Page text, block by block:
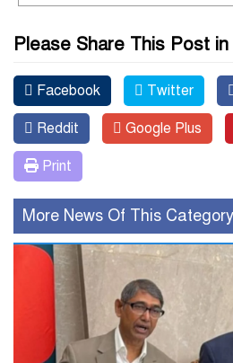
Please Share This Post
Facebook Twitter
Reddit Google Plus
Print
More News Of This Category